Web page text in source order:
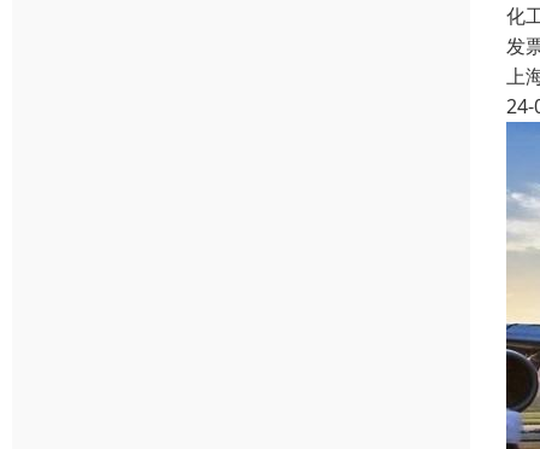
化
发
上
24-